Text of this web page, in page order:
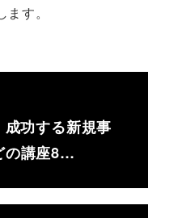
す。
功する新規事
の講座8…